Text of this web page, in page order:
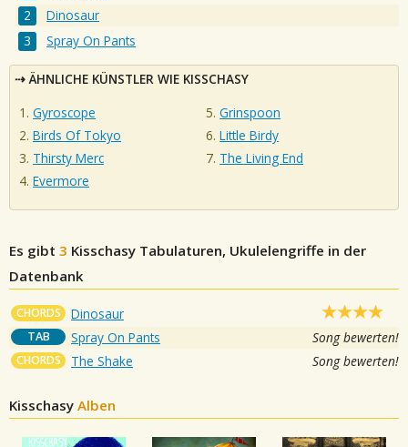
Dinosaur
Spray On Pants
ÄHNLICHE KÜNSTLER WIE KISSCHASY
Gyroscope
Birds Of Tokyo
Thirsty Merc
Evermore
Grinspoon
Little Birdy
The Living End
Es gibt 3 Kisschasy Tabulaturen, Ukulelengriffe in der
Datenbank
CHORDS Dinosaur
TAB Spray On Pants Song bewerten!
CHORDS The Shake Song bewerten!
Kisschasy Alben